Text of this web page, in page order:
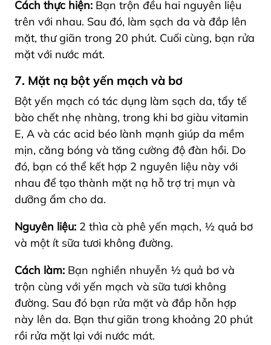
Cách thực hiện: Bạn trộn đều hai nguyên liệu
trên với nhau. Sau đó, làm sạch da và đắp lên
mặt, thư giãn trong 20 phút. Cuối cùng, bạn rửa
mặt với nước mát.
7. Mặt nạ bột yến mạch và bơ
Bột yến mạch có tác dụng làm sạch da, tẩy tế
bào chết nhẹ nhàng, trong khi bơ giàu vitamin
E, A và các acid béo lành mạnh giúp da mềm
mịn, căng bóng và tăng cường độ đàn hồi. Do
đó, bạn có thể kết hợp 2 nguyên liệu này với
nhau để tạo thành mặt nạ hỗ trợ trị mụn và
dưỡng ẩm cho da.
Nguyên liệu: 2 thìa cà phê yến mạch, ½ quả bơ
và một ít sữa tươi không đường.
Cách làm: Bạn nghiền nhuyễn ½ quả bơ và
trộn cùng với yến mạch và sữa tươi không
đường. Sau đó bạn rửa mặt và đắp hỗn hợp
này lên da. Bạn thư giãn trong khoảng 20 phút
rồi rửa mặt lại với nước mát.